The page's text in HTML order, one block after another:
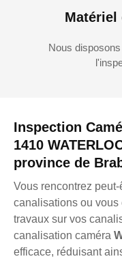
Inspection
1410
province de
Vous rencontrez
canalisations ou vous
travaux sur vos
canalisation caméra
efficace, réduisant
Matériel
Nous